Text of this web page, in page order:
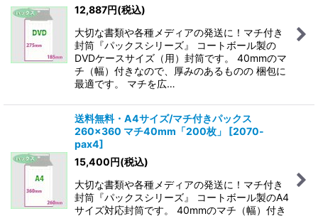
12,887円(税込)
大切な書類や各種メディアの発送に！マチ付き
封筒『パックスシリーズ』 コートボール製の
DVDケースサイズ（用）封筒です。 40mmのマ
チ（幅）付きなので、厚みのあるものの 梱包に
最適です。 マチを広…
送料無料・A4サイズ/マチ付きパックス
260×360 マチ40mm「200枚」
[2070-
pax4]
15,400円(税込)
大切な書類や各種メディアの発送に！マチ付き
封筒『パックスシリーズ』 コートボール製のA4
サイズ対応封筒です。 40mmのマチ（幅）付き